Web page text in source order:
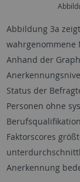
Abbildung 3a
wahrgenommene
Anhand der
Status der
Personen ohne
Faktorscores
Anerkennung